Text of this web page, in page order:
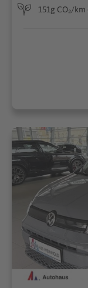
151g CO₂/